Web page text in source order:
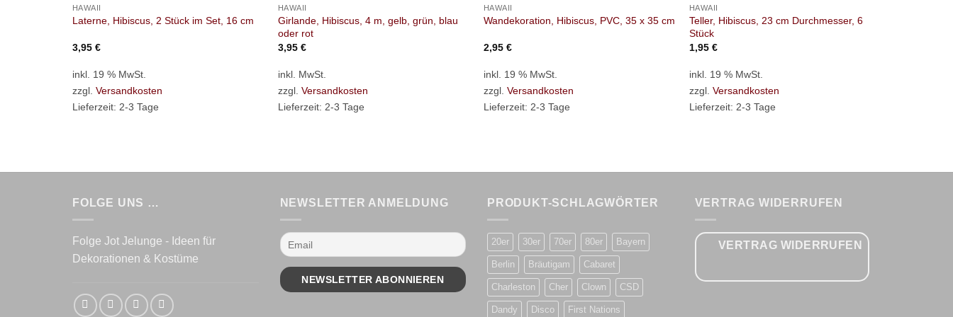
HAWAII
Laterne, Hibiscus, 2 Stück im Set, 16 cm
3,95 €
inkl. 19 % MwSt.
zzgl. Versandkosten
Lieferzeit: 2-3 Tage
HAWAII
Girlande, Hibiscus, 4 m, gelb, grün, blau
oder rot
3,95 €
inkl. MwSt.
zzgl. Versandkosten
Lieferzeit: 2-3 Tage
HAWAII
Wandekoration, Hibiscus, PVC, 35 x 35 cm
2,95 €
inkl. 19 % MwSt.
zzgl. Versandkosten
Lieferzeit: 2-3 Tage
HAWAII
Teller, Hibiscus, 23 cm Durchmesser, 6
Stück
1,95 €
inkl. 19 % MwSt.
zzgl. Versandkosten
Lieferzeit: 2-3 Tage
FOLGE UNS …
Folge Jot Jelunge - Ideen für
Dekorationen & Kostüme
NEWSLETTER ANMELDUNG PRODUKT-SCHLAGWÖRTER
20er 30er 70er 80er Bayern
Berlin Bräutigam Cabaret
Charleston Cher Clown CSD
Dandy Disco First Nations
VERTRAG WIDERRUFEN
VERTRAG WIDERRUFEN